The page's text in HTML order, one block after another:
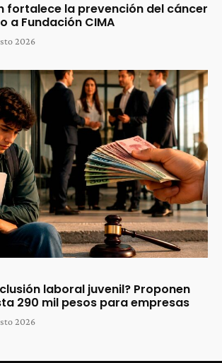
fortalece la prevención del cáncer
a Fundación CIMA
2026
laboral juvenil? Proponen
290 mil pesos para empresas
2026